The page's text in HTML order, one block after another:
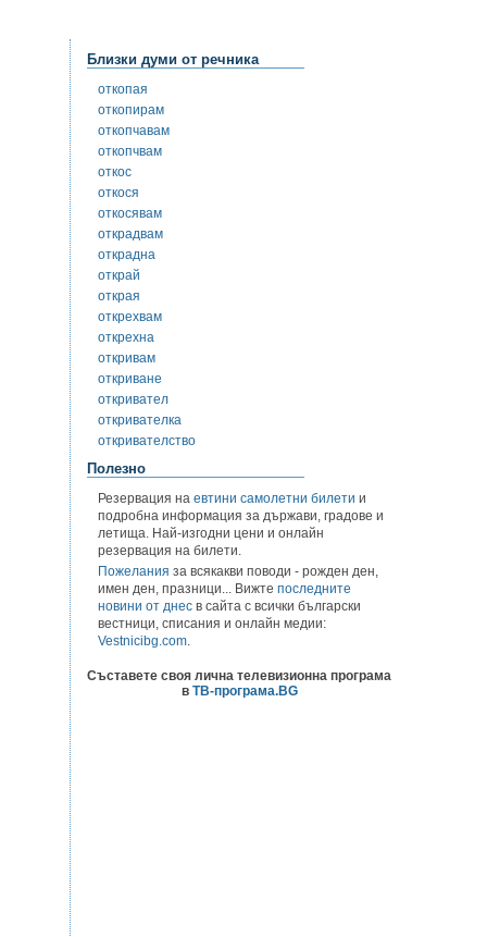
Близки думи от речника
откопая
откопирам
откопчавам
откопчвам
откос
откося
откосявам
открадвам
открадна
открай
открая
открехвам
открехна
откривам
откриване
откривател
откривателка
откривателство
Полезно
Резервация на евтини самолетни билети и
подробна информация за държави, градове и
летища. Най-изгодни цени и онлайн
резервация на билети.
Пожелания за всякакви поводи - рожден ден,
имен ден, празници... Вижте последните
новини от днес в сайта с всички български
вестници, списания и онлайн медии:
Vestnicibg.com.
Съставете своя лична телевизионна програма
в ТВ-програма.BG